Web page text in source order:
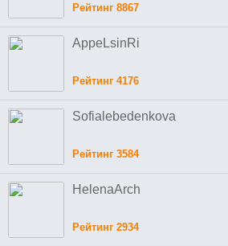
Рейтинг 8867
AppeLsinRi
Рейтинг 4176
Sofialebedenkova
Рейтинг 3584
HelenaArch
Рейтинг 2934